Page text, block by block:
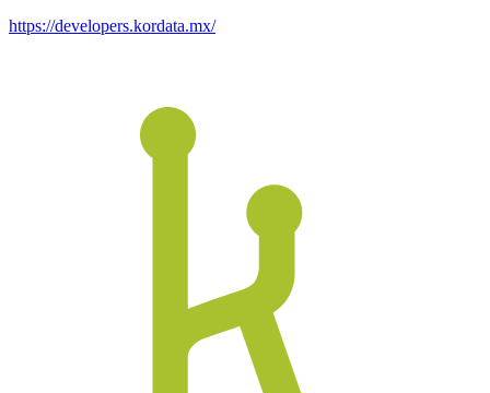
https://developers.kordata.mx/